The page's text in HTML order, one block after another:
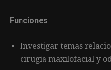
Funciones
Investigar temas
cirugía maxilofacial y